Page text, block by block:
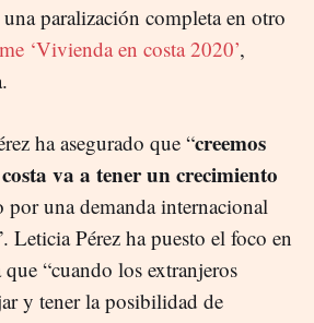
paralización completa en otro
‘Vivienda en costa 2020’,
ha asegurado que “creemos
va a tener un crecimiento
por una demanda internacional
Leticia Pérez ha puesto el foco en
que “cuando los extranjeros
y tener la posibilidad de